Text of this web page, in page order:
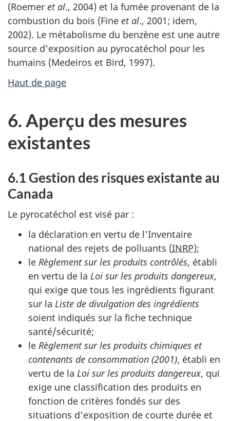
(Roemer et al., 2004) et la fumée provenant de la
combustion du bois (Fine et al., 2001; idem,
2002). Le métabolisme du benzène est une autre
source d'exposition au pyrocatéchol pour les
humains (Medeiros et Bird, 1997).
Haut de page
6. Aperçu des mesures
existantes
6.1 Gestion des risques existante au
Canada
Le pyrocatéchol est visé par :
la déclaration en vertu de l'Inventaire
national des rejets de polluants (INRP);
le Règlement sur les produits contrôlés, établi
en vertu de la Loi sur les produits dangereux,
qui exige que tous les ingrédients figurant
sur la Liste de divulgation des ingrédients
soient indiqués sur la fiche technique
santé/sécurité;
le Règlement sur les produits chimiques et
contenants de consommation (2001), établi en
vertu de la Loi sur les produits dangereux, qui
exige une classification des produits en
fonction de critères fondés sur des
situations d'exposition de courte durée et